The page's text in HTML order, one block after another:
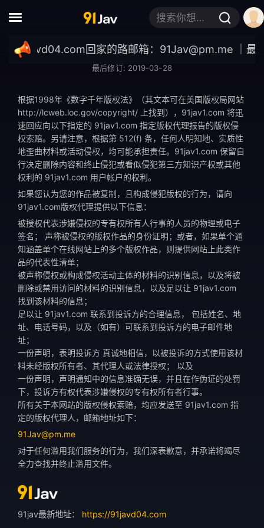
搜索你想要的关键词
91javd04.com回家的路邮箱： 91Jav@pm.me｜最
滥用报告
最后修订: 2019-03-28
根据1998年《数字千年版权法》（其文本可在美国版权局网站
http://lcweb.loc.gov/copyright/ 上找到），91jav1.com 将迅
速回应向以下指定的 91jav1.com 指定版权代理报告的版权侵
权索赔。另请注意，根据第 512(f) 条，任何人明知地、实质性
地歪曲材料或活动侵权，均可能承担责任。91jav1.com 保留自
行决定删除内容和终止侵犯或看似侵犯第三方知识产权或其他
权利的 91jav1.com 用户帐户的权利。
如果您认为您的作品被复制，且构成侵犯版权的行为，请向
91jav1.com版权代理提供以下信息：
被授权代表涉嫌侵权的专有权所有人行事的人员的物理或电子
签名； 声称被侵权的版权作品的身份证明；或者，如果单个通
知涵盖单个在线网站上的多个版权作品，则提供网站上此类作
品的代表性清单；
被声称侵权或构成侵权活动主体的材料的识别信息，以及将被
删除或禁用访问的材料的识别信息，以及足以让 91jav1.com
找到该材料的信息；
足以让 91jav1.com 联系到投诉方的合理信息， 包括姓名、地
址、电话号码，以及（如有）可联系到投诉方的电子邮件地
址；
一份声明，表明投诉方 真诚地相信，以被投诉的方式使用该材
料未经版权所有者、其代理人或法律授权； 以及
一份声明，声明通知中的信息准确无误，并且在作伪证的处罚
下，投诉方有权代表涉嫌侵权的专有权所有者行事。
所有关于本网站的版权侵权索赔，均应发送至 91jav1.com 指
定的版权代理人，邮箱地址如下：
91Jav@pm.me
对于任何滥用我们服务的行为，我们深表歉意，并承诺将竭尽
全力查找并终止滥用文件。
91jav最新地址： https://91javd04.com